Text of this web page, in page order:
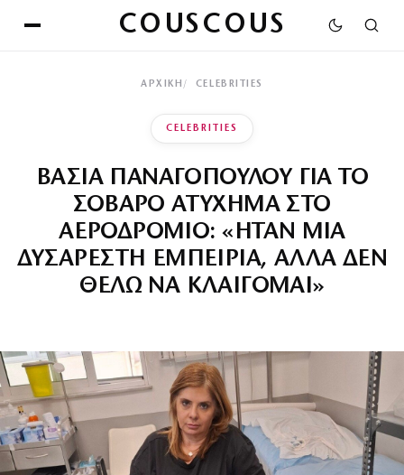
COUSCOUS
ΑΡΧΙΚΉ CELEBRITIES
CELEBRITIES
ΒΑΣΙΑ ΠΑΝΑΓΟΠΟΥΛΟΥ ΓΙΑ ΤΟ
ΣΟΒΑΡΟ ΑΤΥΧΗΜΑ ΣΤΟ
ΑΕΡΟΔΡΟΜΙΟ: «ΗΤΑΝ ΜΙΑ
ΔΥΣΑΡΕΣΤΗ ΕΜΠΕΙΡΙΑ, ΑΛΛΑ ΔΕΝ
ΘΕΛΩ ΝΑ ΚΛΑΙΓΟΜΑΙ»